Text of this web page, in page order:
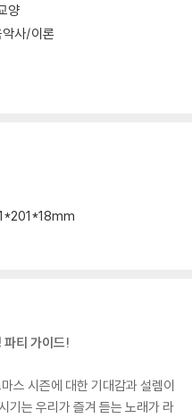
양
악사/이론
파티 가이드!
스 시즌에 대한 기대감과 설렘이
기는 우리가 즐겨 듣는 노래가 라